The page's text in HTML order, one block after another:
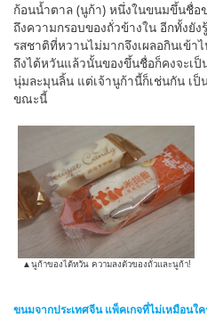
ก้อนน้ำตาล (นูก้า) หนึ่งในขนมขึ้นชื่
ถึงความกรอบของถั่วข้างใน อีกทั้งยั
รสชาติที่หวานไม่มากจึงเผลอกินเข้าไ
ถึงไต้หวันแล้วนั้นของขึ้นชื่อก็คงจะเ
นุ่มละมุนลิ้น แต่เจ้านูก้านี้ก็เช่นกัน เ
ขณะนี้
▲นูก้าของไต้หวัน ความลงตัวของถั่วและนูก้า!
ขนมจากประเทศจีน แพ็คเกจที่ไม่เหมือนใค